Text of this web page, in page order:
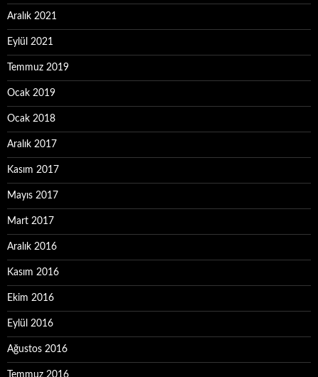
Aralık 2021
Eylül 2021
Temmuz 2019
Ocak 2019
Ocak 2018
Aralık 2017
Kasım 2017
Mayıs 2017
Mart 2017
Aralık 2016
Kasım 2016
Ekim 2016
Eylül 2016
Ağustos 2016
Temmuz 2016